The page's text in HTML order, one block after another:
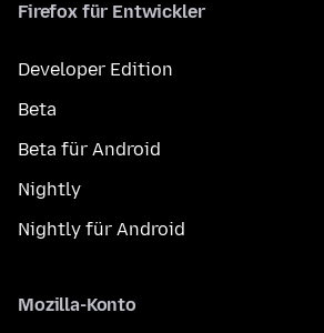
Firefox für Entwickler
Developer Edition
Beta
Beta für Android
Nightly
Nightly für Android
Mozilla-Konto